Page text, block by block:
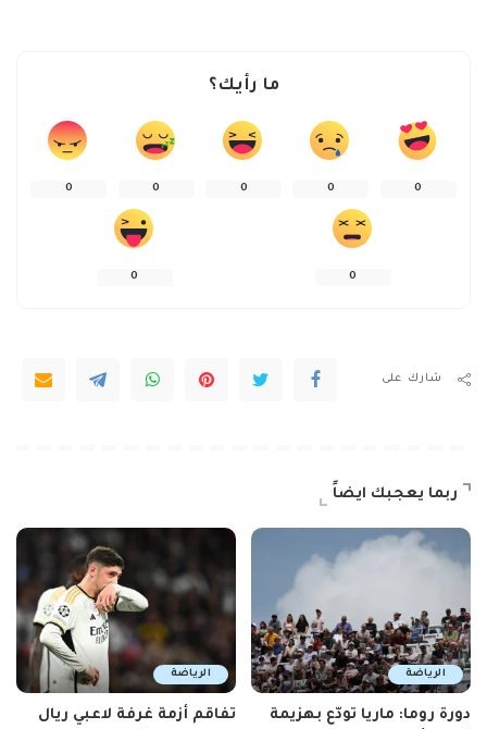
ما رأيك؟
0
0
0
0
0
0
0
شارك على
ربما يعجبك ايضاً
الرياضة
دورة روما: ماريا تودّع بهزيمة
الرياضة
تفاقم أزمة غرفة لاعبي ريال